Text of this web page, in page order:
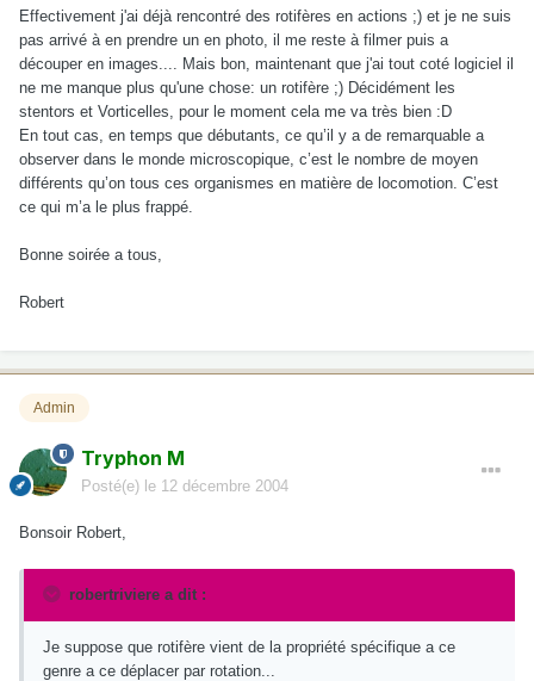
Effectivement j'ai déjà rencontré des rotifères en actions ;) et je ne suis
pas arrivé à en prendre un en photo, il me reste à filmer puis a
découper en images.... Mais bon, maintenant que j'ai tout coté logiciel il
ne me manque plus qu'une chose: un rotifère ;) Décidément les
stentors et Vorticelles, pour le moment cela me va très bien :D
En tout cas, en temps que débutants, ce qu’il y a de remarquable a
observer dans le monde microscopique, c’est le nombre de moyen
différents qu’on tous ces organismes en matière de locomotion. C’est
ce qui m’a le plus frappé.
Bonne soirée a tous,
Robert
Admin
Tryphon M
Posté(e) le 12 décembre 2004
Bonsoir Robert,
robertriviere a dit :
Je suppose que rotifère vient de la propriété spécifique a ce
genre a ce déplacer par rotation...